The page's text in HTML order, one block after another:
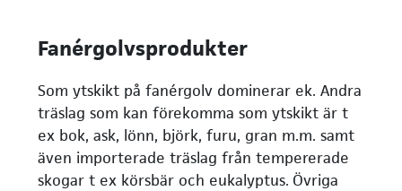
Fanérgolvsprodukter
Som ytskikt på fanérgolv dominerar ek. Andra
träslag som kan förekomma som ytskikt är t
ex bok, ask, lönn, björk, furu, gran m.m. samt
även importerade träslag från tempererade
skogar t ex körsbär och eukalyptus. Övriga